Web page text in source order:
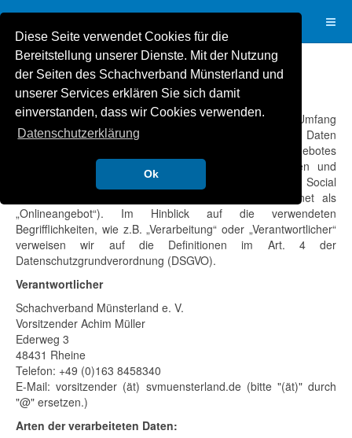
Diese Seite verwendet Cookies für die
Bereitstellung unserer Dienste. Mit der Nutzung
der Seiten des Schachverband Münsterland und
unserer Services erklären Sie sich damit
einverstanden, dass wir Cookies verwenden.
Datenschutzerklärung
Ok
Datenschutzerklärung
Diese Datenschutzerklärung klärt Sie über die Art, den Umfang
und Zweck der Verarbeitung von personenbezogenen Daten
(nachfolgend kurz „Daten“) innerhalb unseres Onlineangebotes
und der mit ihm verbundenen Webseiten, Funktionen und
Inhalte sowie externen Onlinepräsenzen, wie z.B. unser Social
Media Profile auf. (nachfolgend gemeinsam bezeichnet als
„Onlineangebot“). Im Hinblick auf die verwendeten
Begrifflichkeiten, wie z.B. „Verarbeitung“ oder „Verantwortlicher“
verweisen wir auf die Definitionen im Art. 4 der
Datenschutzgrundverordnung (DSGVO).
Verantwortlicher
Schachverband Münsterland e. V.
Vorsitzender Achim Müller
Ederweg 3
48431 Rheine
Telefon: +49 (0)163 8458340
E-Mail: vorsitzender (ät) svmuensterland.de (bitte "(ät)" durch
"@" ersetzen.)
Arten der verarbeiteten Daten: